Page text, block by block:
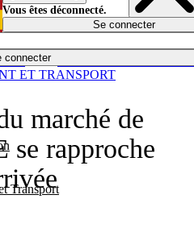
connecter
Transport
Español
Vous êtes déconnecté.
Se connecter
marché de
se rapproche
ET TRANSPORT